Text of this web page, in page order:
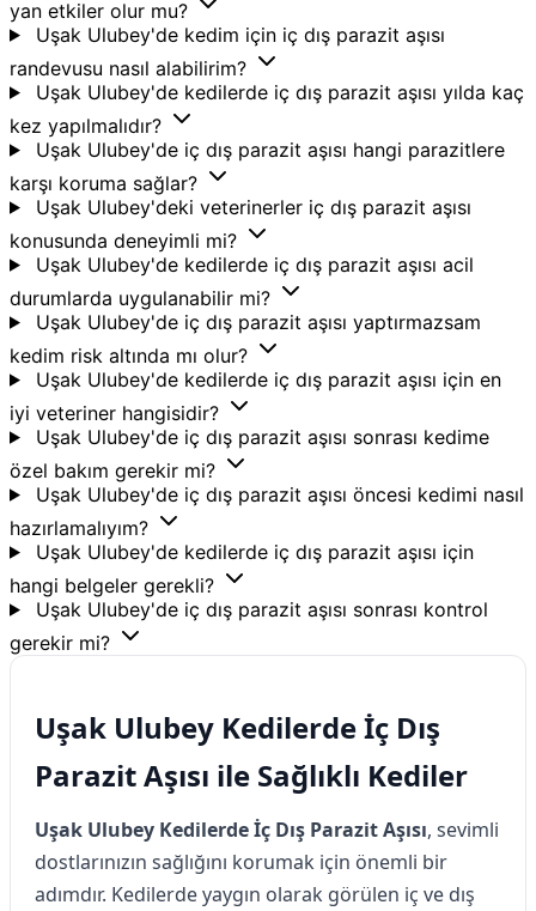
yan etkiler olur mu?
Uşak Ulubey'de kedim için iç dış parazit aşısı
randevusu nasıl alabilirim?
Uşak Ulubey'de kedilerde iç dış parazit aşısı yılda kaç
kez yapılmalıdır?
Uşak Ulubey'de iç dış parazit aşısı hangi parazitlere
karşı koruma sağlar?
Uşak Ulubey'deki veterinerler iç dış parazit aşısı
konusunda deneyimli mi?
Uşak Ulubey'de kedilerde iç dış parazit aşısı acil
durumlarda uygulanabilir mi?
Uşak Ulubey'de iç dış parazit aşısı yaptırmazsam
kedim risk altında mı olur?
Uşak Ulubey'de kedilerde iç dış parazit aşısı için en
iyi veteriner hangisidir?
Uşak Ulubey'de iç dış parazit aşısı sonrası kedime
özel bakım gerekir mi?
Uşak Ulubey'de iç dış parazit aşısı öncesi kedimi nasıl
hazırlamalıyım?
Uşak Ulubey'de kedilerde iç dış parazit aşısı için
hangi belgeler gerekli?
Uşak Ulubey'de iç dış parazit aşısı sonrası kontrol
gerekir mi?
Uşak Ulubey Kedilerde İç Dış
Parazit Aşısı ile Sağlıklı Kediler
Uşak Ulubey Kedilerde İç Dış Parazit Aşısı, sevimli
dostlarınızın sağlığını korumak için önemli bir
adımdır. Kedilerde yaygın olarak görülen iç ve dış